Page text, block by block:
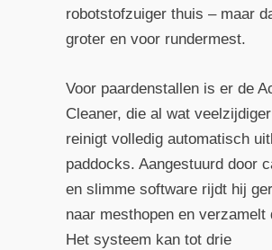
robotstofzuiger thuis – maar
groter en voor rundermest.
Voor paardenstallen is er de
Cleaner, die al wat
reinigt volledig automatisch
paddocks. Aangestuurd door
en slimme software rijdt hij
naar mesthopen en verzamelt
Het systeem kan tot drie